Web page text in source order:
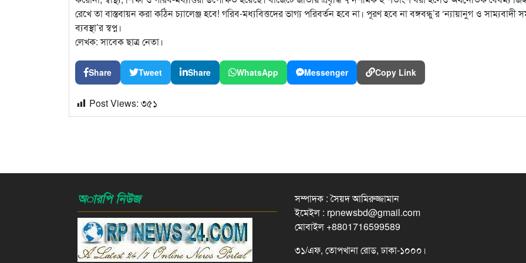
রেখে তা বাস্তবায়ন করা কঠিন চ্যালেঞ্জ হবে! গরিব-মধ্যবিত্তদের ভাগ্য পরিবর্তন হবে না। পূরণ হবে না বঙ্গবন্ধু’র ‘ন্যায়ানুগ ও সাম্যবাদী
ব্যবস্থা’র স্বপ্ন।
লেখক: সাবেক ছাত্র নেতা।
Share Tweet Share WhatsApp Messenger Copy Link
Post Views: ৩৫১
অারপি নিউজ
সম্পাদক : সৈয়দ আমিরুজ্জামান
ইমেইল : rpnewsbd@gmail.com
মোবাইল +8801716599589
৩১/এফ, তোপখানা রোড, ঢাকা-১০০০।